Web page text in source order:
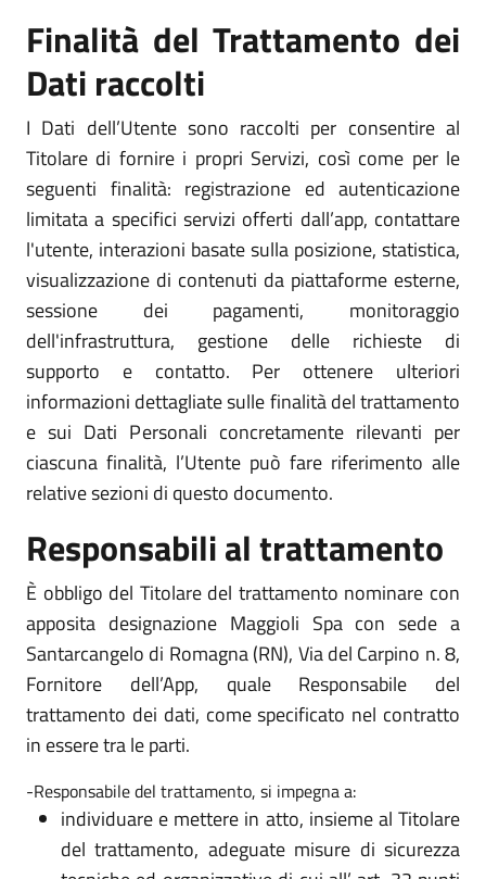
Finalità del Trattamento dei
Dati raccolti
I Dati dell’Utente sono raccolti per consentire al
Titolare di fornire i propri Servizi, così come per le
seguenti finalità: registrazione ed autenticazione
limitata a specifici servizi offerti dall’app, contattare
l'utente, interazioni basate sulla posizione, statistica,
visualizzazione di contenuti da piattaforme esterne,
sessione dei pagamenti, monitoraggio
dell'infrastruttura, gestione delle richieste di
supporto e contatto. Per ottenere ulteriori
informazioni dettagliate sulle finalità del trattamento
e sui Dati Personali concretamente rilevanti per
ciascuna finalità, l’Utente può fare riferimento alle
relative sezioni di questo documento.
Responsabili al trattamento
È obbligo del Titolare del trattamento nominare con
apposita designazione Maggioli Spa con sede a
Santarcangelo di Romagna (RN), Via del Carpino n. 8,
Fornitore dell’App, quale Responsabile del
trattamento dei dati, come specificato nel contratto
in essere tra le parti.
-Responsabile del trattamento, si impegna a:
individuare e mettere in atto, insieme al Titolare
del trattamento, adeguate misure di sicurezza